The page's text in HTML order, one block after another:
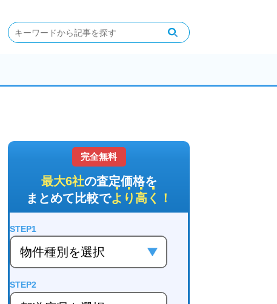
完全無料
最大6社の査定価格を
まとめて比較でより高く ！